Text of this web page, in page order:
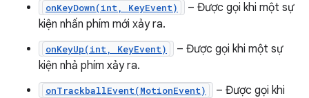
onKeyDown(int, KeyEvent)
– Được gọi khi một sự
kiện nhấn phím mới xảy ra.
onKeyUp(int, KeyEvent)
– Được gọi khi một sự
kiện nhả phím xảy ra.
onTrackballEvent(MotionEvent)
– Được gọi khi